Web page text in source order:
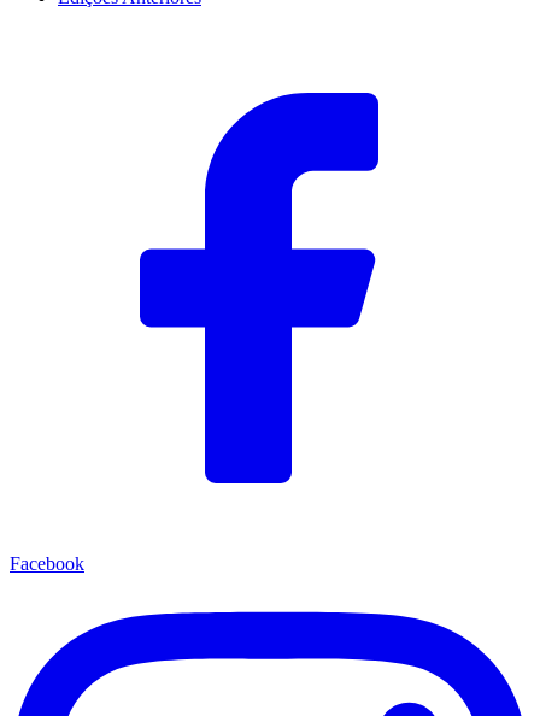
Facebook